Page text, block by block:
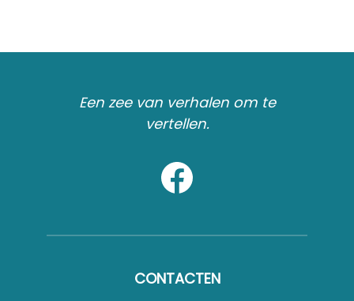
Een zee van verhalen om te
vertellen.
CONTACTEN